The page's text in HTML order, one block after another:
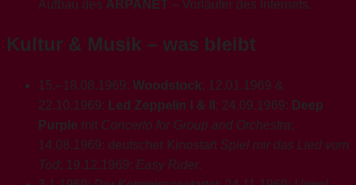
Aufbau des ARPANET – Vorläufer des Internets.
Kultur & Musik – was bleibt
15.–18.08.1969: Woodstock; 12.01.1969 &
22.10.1969: Led Zeppelin I & II ; 24.09.1969: Deep
Purple mit Concerto for Group and Orchestra;
14.08.1969: deutscher Kinostart Spiel mir das Lied vom
Tod; 19.12.1969: Easy Rider.